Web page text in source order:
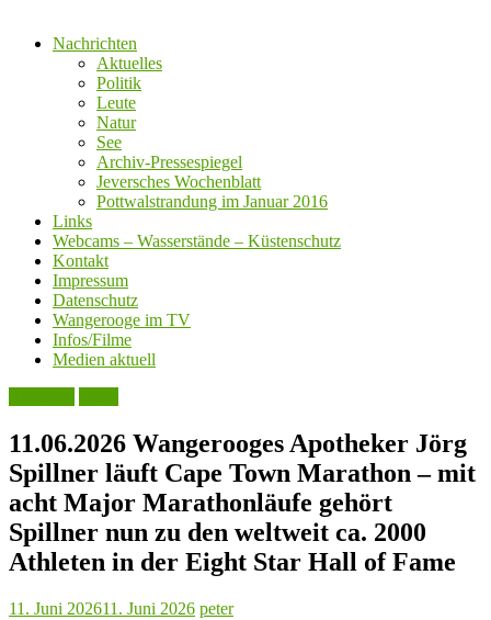
Nachrichten
Aktuelles
Politik
Leute
Natur
See
Archiv-Pressespiegel
Jeversches Wochenblatt
Pottwalstrandung im Januar 2016
Links
Webcams – Wasserstände – Küstenschutz
Kontakt
Impressum
Datenschutz
Wangerooge im TV
Infos/Filme
Medien aktuell
11.06.2026 Wangerooges Apotheker Jörg
Spillner läuft Cape Town Marathon – mit
acht Major Marathonläufe gehört
Spillner nun zu den weltweit ca. 2000
Athleten in der Eight Star Hall of Fame
11. Juni 202611. Juni 2026 peter